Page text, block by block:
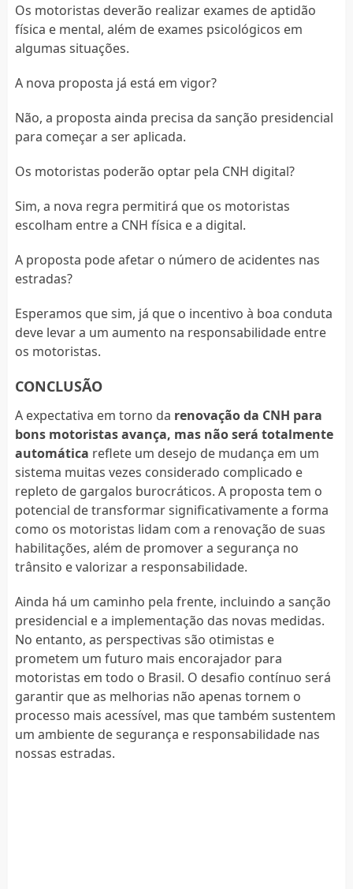
Os motoristas deverão realizar exames de aptidão
física e mental, além de exames psicológicos em
algumas situações.
A nova proposta já está em vigor?
Não, a proposta ainda precisa da sanção presidencial
para começar a ser aplicada.
Os motoristas poderão optar pela CNH digital?
Sim, a nova regra permitirá que os motoristas
escolham entre a CNH física e a digital.
A proposta pode afetar o número de acidentes nas
estradas?
Esperamos que sim, já que o incentivo à boa conduta
deve levar a um aumento na responsabilidade entre
os motoristas.
CONCLUSÃO
A expectativa em torno da renovação da CNH para
bons motoristas avança, mas não será totalmente
automática reflete um desejo de mudança em um
sistema muitas vezes considerado complicado e
repleto de gargalos burocráticos. A proposta tem o
potencial de transformar significativamente a forma
como os motoristas lidam com a renovação de suas
habilitações, além de promover a segurança no
trânsito e valorizar a responsabilidade.
Ainda há um caminho pela frente, incluindo a sanção
presidencial e a implementação das novas medidas.
No entanto, as perspectivas são otimistas e
prometem um futuro mais encorajador para
motoristas em todo o Brasil. O desafio contínuo será
garantir que as melhorias não apenas tornem o
processo mais acessível, mas que também sustentem
um ambiente de segurança e responsabilidade nas
nossas estradas.